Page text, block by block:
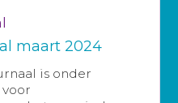
maart 2024
is onder